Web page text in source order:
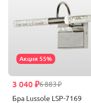
Акция 55%
6 883 ₽
3 040 ₽
Бра Lussole LSP-7169